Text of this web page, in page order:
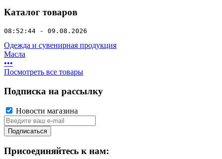
Каталог товаров
08:52:44 - 09.08.2026
Одежда и сувенирная продукция
Масла
•••
Посмотреть все товары
Подписка на рассылку
Новости магазина
Подписаться
Присоединяйтесь к нам: